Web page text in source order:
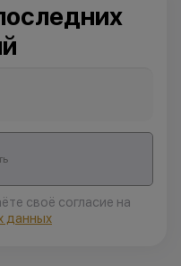
своё согласие на
данных